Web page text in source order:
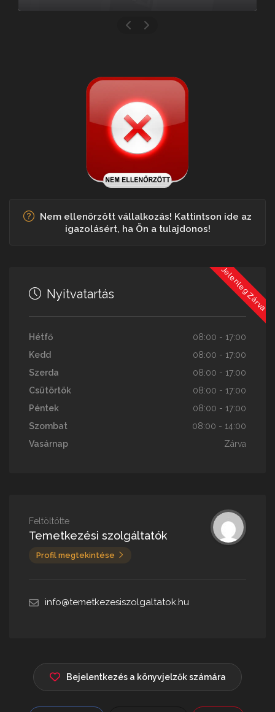
Nem ellenőrzött vállalkozás! Kattintson ide az
igazolásért, ha Ön a tulajdonos!
Jelenleg Zárva
Nyitvatartás
Hétfő
08:00 - 17:00
Kedd
08:00 - 17:00
Szerda
08:00 - 17:00
Csütörtök
08:00 - 17:00
Péntek
08:00 - 17:00
Szombat
08:00 - 14:00
Vasárnap
Zárva
Feltöltötte
Temetkezési szolgáltatók
Profil megtekintése
info@temetkezesiszolgaltatok.hu
Bejelentkezés a könyvjelzők számára